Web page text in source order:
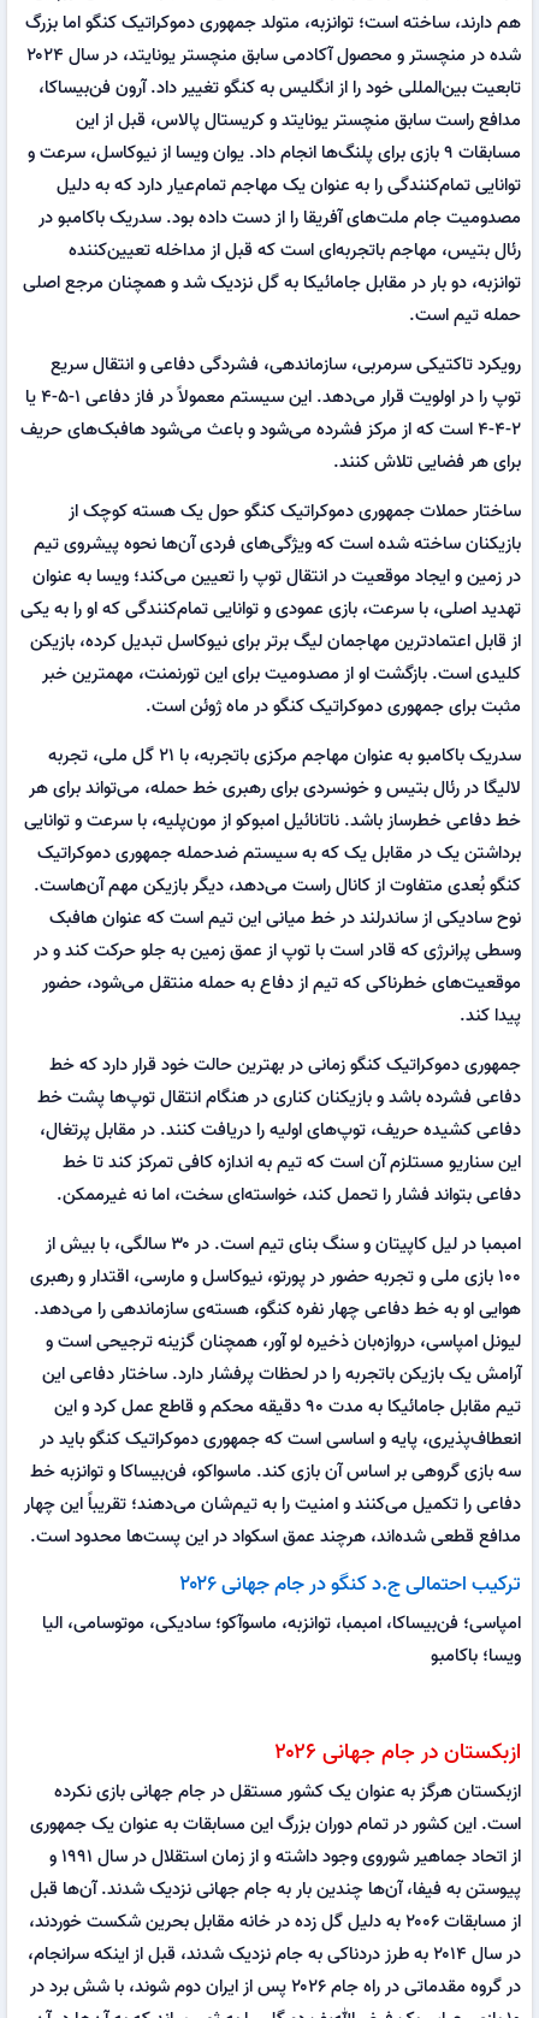
هم دارند، ساخته است؛ توانزبه، متولد جمهوری دموکراتیک کنگو اما بزرگ
شده در منچستر و محصول آکادمی سابق منچستر یونایتد، در سال ۲۰۲۴
تابعیت بین‌المللی خود را از انگلیس به کنگو تغییر داد. آرون فن‌بیساکا،
مدافع راست سابق منچستر یونایتد و کریستال پالاس، قبل از این
مسابقات ۹ بازی برای پلنگ‌ها انجام داد. یوان ویسا از نیوکاسل، سرعت و
توانایی تمام‌کنندگی را به عنوان یک مهاجم تمام‌عیار دارد که به دلیل
مصدومیت جام ملت‌های آفریقا را از دست داده بود. سدریک باکامبو در
رئال بتیس، مهاجم باتجربه‌ای است که قبل از مداخله تعیین‌کننده
توانزبه، دو بار در مقابل جامائیکا به گل نزدیک شد و همچنان مرجع اصلی
حمله تیم است.
رویکرد تاکتیکی سرمربی، سازماندهی، فشردگی دفاعی و انتقال سریع
توپ را در اولویت قرار می‌دهد. این سیستم معمولاً در فاز دفاعی ۱-۵-۴ یا
۲-۴-۴ است که از مرکز فشرده می‌شود و باعث می‌شود هافبک‌های حریف
برای هر فضایی تلاش کنند.
ساختار حملات جمهوری دموکراتیک کنگو حول یک هسته کوچک از
بازیکنان ساخته شده است که ویژگی‌های فردی آن‌ها نحوه پیشروی تیم
در زمین و ایجاد موقعیت در انتقال توپ را تعیین می‌کند؛ ویسا به عنوان
تهدید اصلی، با سرعت، بازی عمودی و توانایی تمام‌کنندگی که او را به یکی
از قابل اعتمادترین مهاجمان لیگ برتر برای نیوکاسل تبدیل کرده، بازیکن
کلیدی است. بازگشت او از مصدومیت برای این تورنمنت، مهمترین خبر
مثبت برای جمهوری دموکراتیک کنگو در ماه ژوئن است.
سدریک باکامبو به عنوان مهاجم مرکزی باتجربه، با ۲۱ گل ملی، تجربه
لالیگا در رئال بتیس و خونسردی برای رهبری خط حمله، می‌تواند برای هر
خط دفاعی خطرساز باشد. ناتانائیل امبوکو از مون‌پلیه، با سرعت و توانایی
برداشتن یک در مقابل یک که به سیستم ضدحمله جمهوری دموکراتیک
کنگو بُعدی متفاوت از کانال راست می‌دهد، دیگر بازیکن مهم آن‌هاست.
نوح سادیکی از ساندرلند در خط میانی این تیم است که عنوان هافبک
وسطی پرانرژی که قادر است با توپ از عمق زمین به جلو حرکت کند و در
موقعیت‌های خطرناکی که تیم از دفاع به حمله منتقل می‌شود، حضور
پیدا کند.
جمهوری دموکراتیک کنگو زمانی در بهترین حالت خود قرار دارد که خط
دفاعی فشرده باشد و بازیکنان کناری در هنگام انتقال توپ‌ها پشت خط
دفاعی کشیده حریف، توپ‌های اولیه را دریافت کنند. در مقابل پرتغال،
این سناریو مستلزم آن است که تیم به اندازه کافی تمرکز کند تا خط
دفاعی بتواند فشار را تحمل کند، خواسته‌ای سخت، اما نه غیرممکن.
امبمبا در لیل کاپیتان و سنگ بنای تیم است. در ۳۰ سالگی، با بیش از
۱۰۰ بازی ملی و تجربه حضور در پورتو، نیوکاسل و مارسی، اقتدار و رهبری
هوایی او به خط دفاعی چهار نفره کنگو، هسته‌ی سازماندهی را می‌دهد.
لیونل امپاسی، دروازه‌بان ذخیره لو آور، همچنان گزینه ترجیحی است و
آرامش یک بازیکن باتجربه را در لحظات پرفشار دارد. ساختار دفاعی این
تیم مقابل جامائیکا به مدت ۹۰ دقیقه محکم و قاطع عمل کرد و این
انعطاف‌پذیری، پایه و اساسی است که جمهوری دموکراتیک کنگو باید در
سه بازی گروهی بر اساس آن بازی کند. ماسواکو، فن‌بیساکا و توانزبه خط
دفاعی را تکمیل می‌کنند و امنیت را به تیم‌شان می‌دهند؛ تقریباً این چهار
مدافع قطعی شده‌اند، هرچند عمق اسکواد در این پست‌ها محدود است.
ترکیب احتمالی ج.د کنگو در جام جهانی ۲۰۲۶
امپاسی؛ فن‌بیساکا، امبمبا، توانزبه، ماسوآکو؛ سادیکی، موتوسامی، الیا
ویسا؛ باکامبو
ازبکستان در جام جهانی ۲۰۲۶
ازبکستان هرگز به عنوان یک کشور مستقل در جام جهانی بازی نکرده
است. این کشور در تمام دوران بزرگ این مسابقات به عنوان یک جمهوری
از اتحاد جماهیر شوروی وجود داشته و از زمان استقلال در سال ۱۹۹۱ و
پیوستن به فیفا، آن‌ها چندین بار به جام جهانی نزدیک شدند. آن‌ها قبل
از مسابقات ۲۰۰۶ به دلیل گل زده در خانه مقابل بحرین شکست خوردند،
در سال ۲۰۱۴ به طرز دردناکی به جام نزدیک شدند، قبل از اینکه سرانجام،
در گروه مقدماتی در راه جام ۲۰۲۶ پس از ایران دوم شوند، با شش برد در